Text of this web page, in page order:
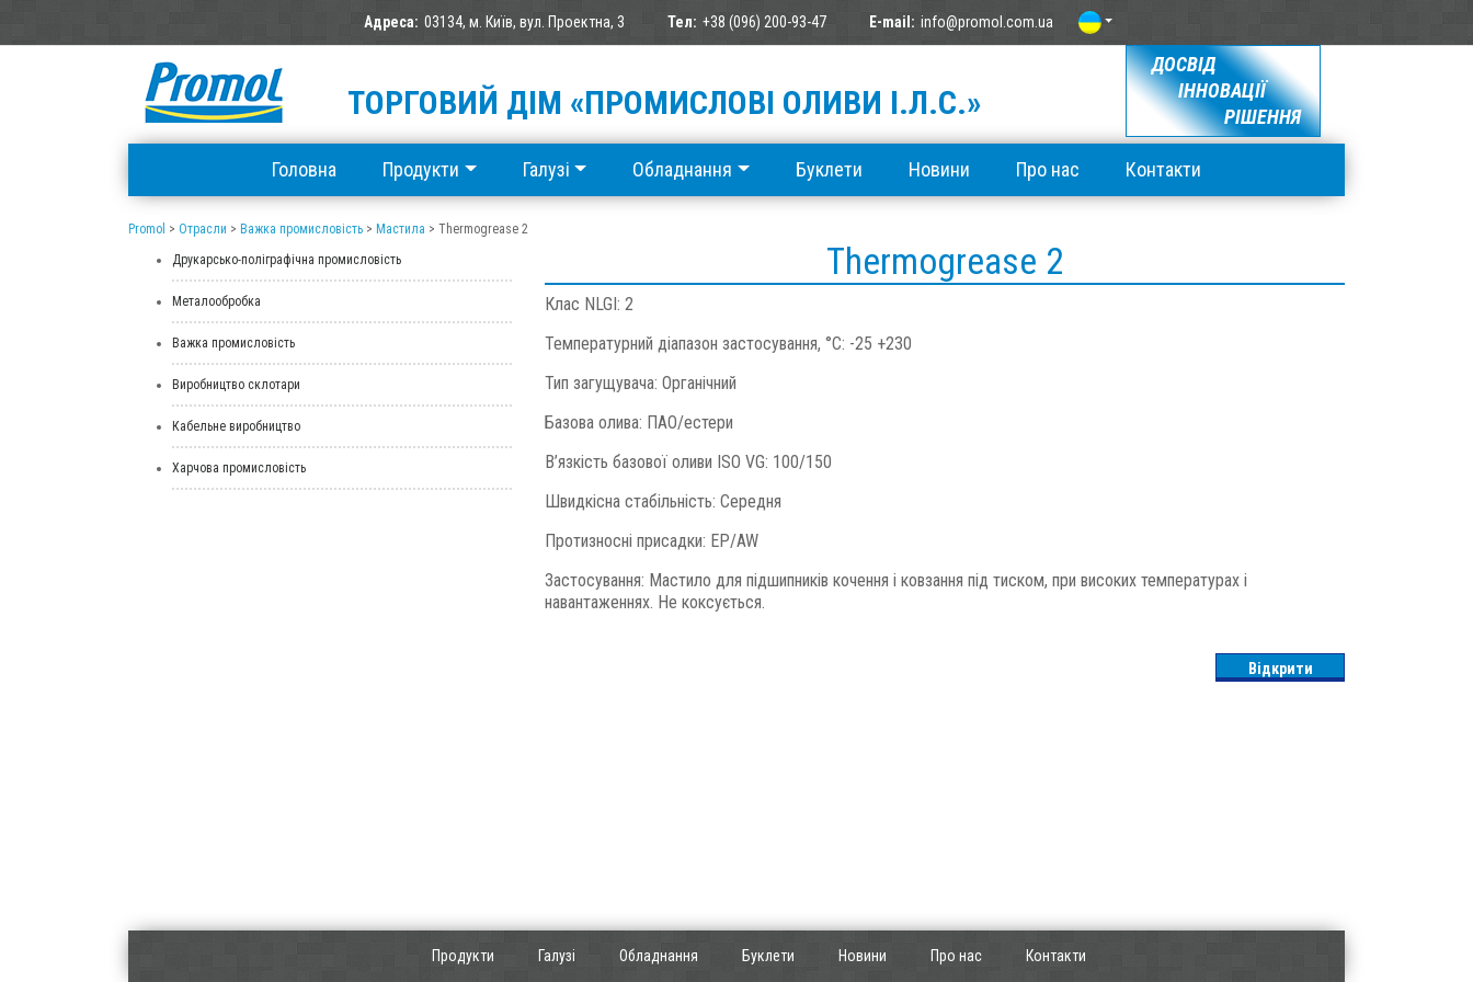
Адреса: 03134, м. Київ, вул. Проектна, 3 Тел: +38 (096) 200-93-47 E-mail: info@promol.com.ua
ТОРГОВИЙ ДІМ «ПРОМИСЛОВІ ОЛИВИ І.Л.С.»
ДОСВІД
ІННОВАЦІЇ
РІШЕННЯ
Головна Продукти Галузі Обладнання Буклети Новини Про нас Контакти
Promol > Отрасли > Важка промисловість > Мастила > Thermogrease 2
Друкарсько-поліграфічна промисловість
Металообробка
Важка промисловість
Виробництво склотари
Кабельне виробництво
Харчова промисловість
Thermogrease 2
Клас NLGI: 2
Температурний діапазон застосування, °С: -25 +230
Тип загущувача: Органічний
Базова олива: ПАО/естери
В’язкість базової оливи ISO VG: 100/150
Швидкісна стабільність: Середня
Протизносні присадки: EP/AW
Застосування: Мастило для підшипників кочення і ковзання під тиском, при високих температурах і
навантаженнях. Не коксується.
Відкрити
Продукти Галузі Обладнання Буклети Новини Про нас Контакти